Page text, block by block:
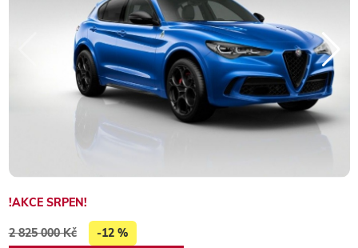
!AKCE SRPEN!
2 825 000 Kč -12 %